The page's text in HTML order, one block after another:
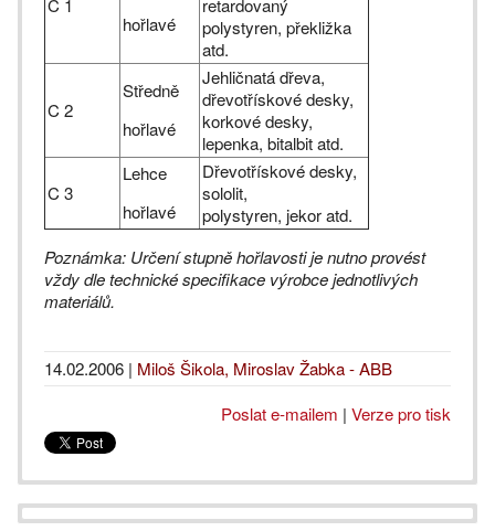
C 1
hořlavé
retardovaný
polystyren, překližka
atd.
C 2
Středně
hořlavé
Jehličnatá dřeva,
dřevotřískové desky,
korkové desky,
lepenka, bitalbit atd.
C 3
Lehce
hořlavé
Dřevotřískové desky,
sololit,
polystyren, jekor atd.
Poznámka: Určení stupně hořlavosti je nutno provést
vždy dle technické specifikace výrobce jednotlivých
materiálů.
14.02.2006 | Miloš Šikola, Miroslav Žabka - ABB
Poslat e-mailem | Verze pro tisk